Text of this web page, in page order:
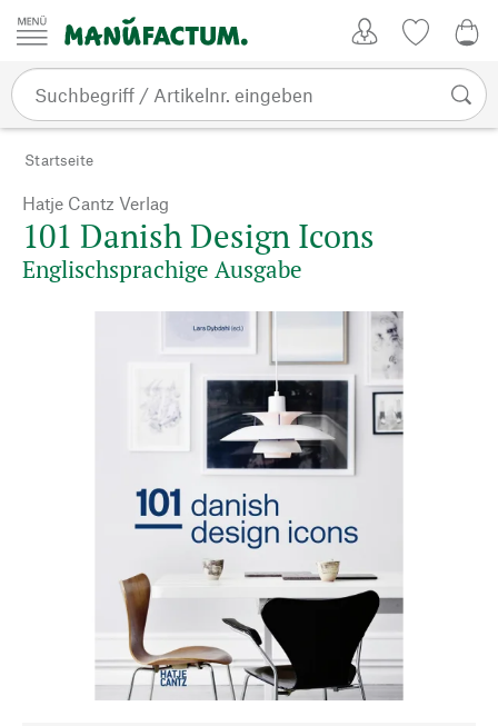
Zum Inhalt springen
Startseite
Hatje Cantz Verlag
101 Danish Design Icons
Englischsprachige Ausgabe